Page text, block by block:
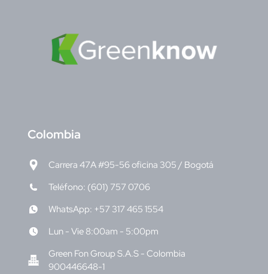
Colombia
Carrera 47A #95-56 oficina 305 / Bogotá
Teléfono: (601) 757 0706
WhatsApp: +57 317 465 1554
Lun - Vie 8:00am - 5:00pm
Green Fon Group S.A.S - Colombia
900446648-1